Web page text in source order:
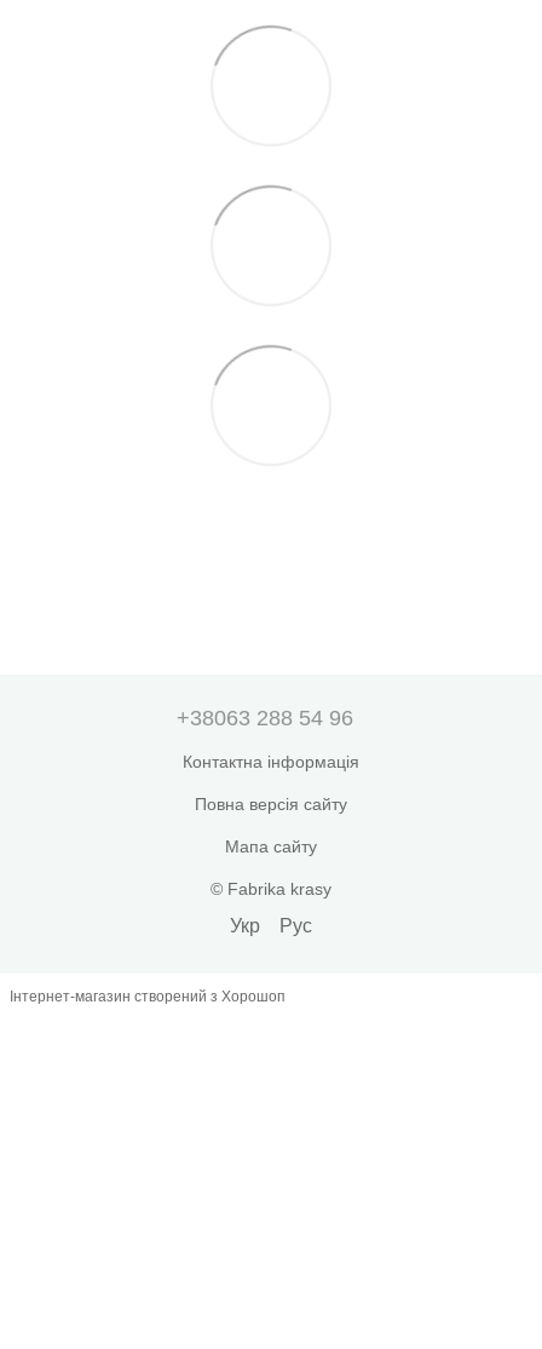
+38063 288 54 96
Контактна інформація
Повна версія сайту
Мапа сайту
© Fabrika krasy
Укр Рус
Інтернет-магазин створений з Хорошоп